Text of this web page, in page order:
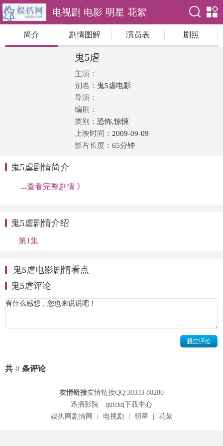
电视剧 电影 明星 花絮
简介 剧情图解 演员表 剧照
鬼5虐
主演：
别名： 鬼5虐电影
导演：
编剧：
类别： 恐怖,惊悚
上映时间： 2009-09-09
影片长度： 65分钟
鬼5虐剧情简介
...查看完整剧情 》
鬼5虐剧情介绍
第1集
鬼5虐电影剧情看点
鬼5虐评论
共 0 条评论
友情链接友情链接QQ:30333 80280
迅播影院
quickq下载中心
娱扒网剧情网
电视剧 明星 花絮